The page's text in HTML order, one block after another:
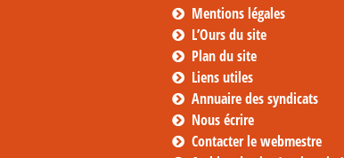
Mentions légales
L’Ours du site
Plan du site
Liens utiles
Annuaire des syndicats
Nous écrire
Contacter le webmestre